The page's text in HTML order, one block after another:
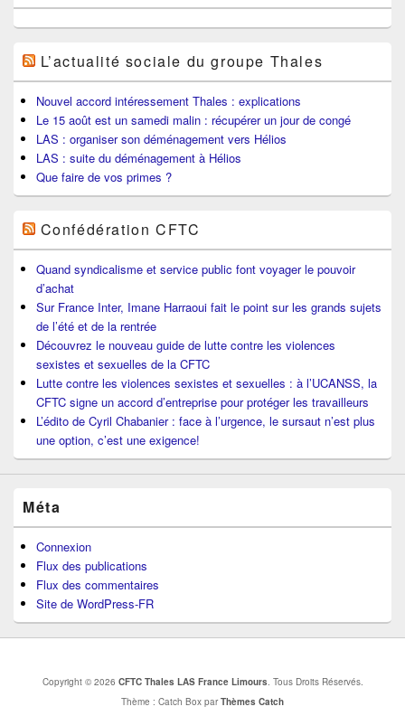
L’actualité sociale du groupe Thales
Nouvel accord intéressement Thales : explications
Le 15 août est un samedi malin : récupérer un jour de congé
LAS : organiser son déménagement vers Hélios
LAS : suite du déménagement à Hélios
Que faire de vos primes ?
Confédération CFTC
Quand syndicalisme et service public font voyager le pouvoir
d’achat
Sur France Inter, Imane Harraoui fait le point sur les grands sujets
de l’été et de la rentrée
Découvrez le nouveau guide de lutte contre les violences
sexistes et sexuelles de la CFTC
Lutte contre les violences sexistes et sexuelles : à l’UCANSS, la
CFTC signe un accord d’entreprise pour protéger les travailleurs
L’édito de Cyril Chabanier : face à l’urgence, le sursaut n’est plus
une option, c’est une exigence!
Méta
Connexion
Flux des publications
Flux des commentaires
Site de WordPress-FR
Copyright © 2026 CFTC Thales LAS France Limours. Tous Droits Réservés.
Thème : Catch Box parThèmes Catch